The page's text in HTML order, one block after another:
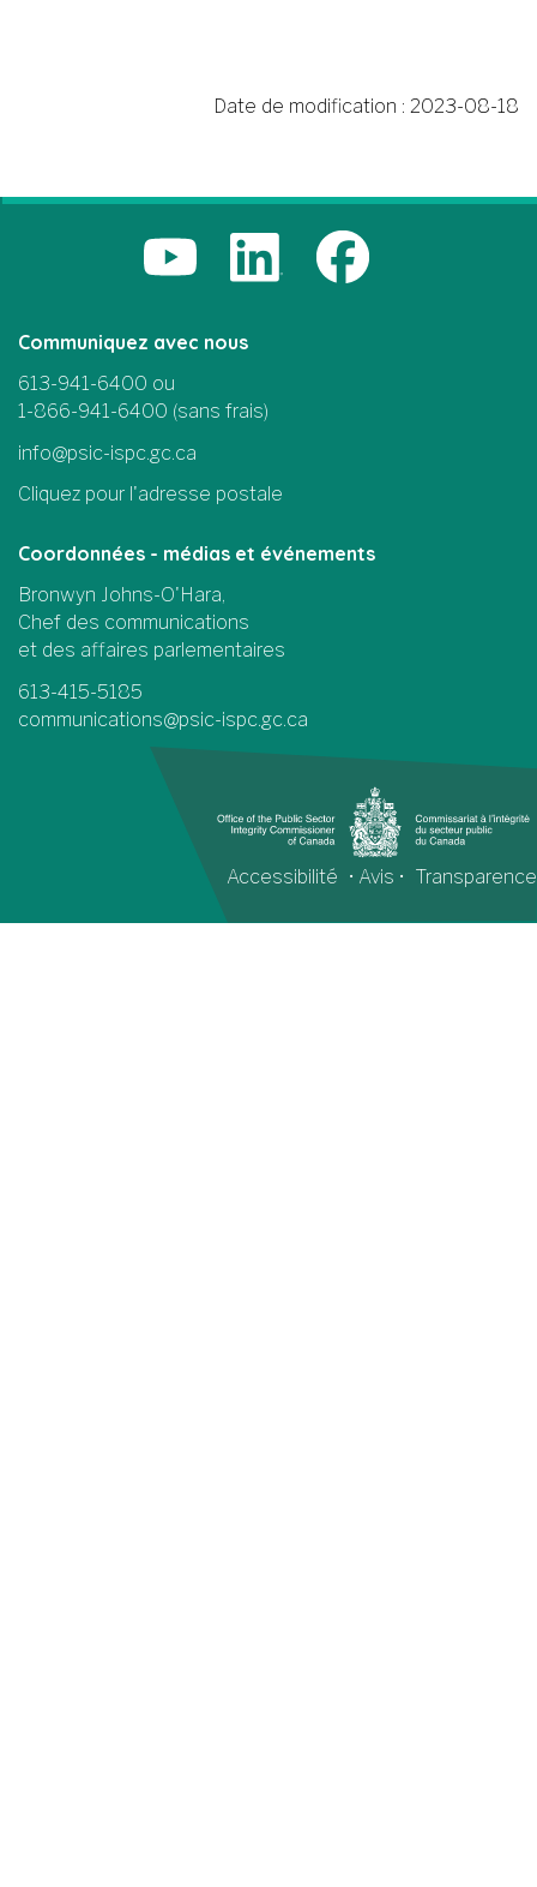
Date de modification : 2023-08-18
Communiquez avec nous
613-941-6400 ou
1-866-941-6400 (sans frais)
info@psic-ispc.gc.ca
Cliquez pour l'adresse postale
Coordonnées - médias et événements
Bronwyn Johns-O'Hara,
Chef des communications
et des affaires parlementaires
613-415-5185
communications@psic-ispc.gc.ca
Accessibilité • Avis • Transparence